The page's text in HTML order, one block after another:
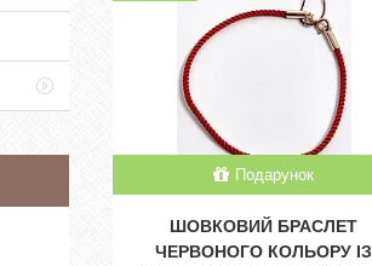
Подарунок
ШОВКОВИЙ БРАСЛЕТ
ЧЕРВОНОГО КОЛЬОРУ ІЗ